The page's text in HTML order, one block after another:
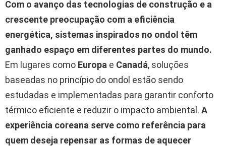
Com o avanço das tecnologias de construção e a
crescente preocupação com a eficiência
energética, sistemas inspirados no ondol têm
ganhado espaço em diferentes partes do mundo.
Em lugares como Europa e Canadá, soluções
baseadas no princípio do ondol estão sendo
estudadas e implementadas para garantir conforto
térmico eficiente e reduzir o impacto ambiental. A
experiência coreana serve como referência para
quem deseja repensar as formas de aquecer